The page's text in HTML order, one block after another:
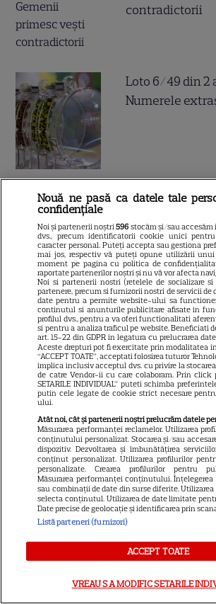
contradictorii
Loto 6/49 din 2
Numerele
Cum coci
Cum se face
franceză –
și care sunt
ALTE
CINEMA
Eli Roth revine
Nouă ne pasă ca datele tale
confidențiale
Noi și partenerii noștri596 stocăm și/sau
dvs., precum identificatorii cookie unici
caracter personal. Puteți accepta sau gestiona
mai jos, respectiv vă puteți opune utilizării
moment pe pagina cu politica de
raportate partenerilor noștri și nu vă vor afecta
Noi si partenerii nostri (retelele de socializare
partenere, precum si furnizorii nostri de servicii de
date pentru a permite website-ului sa
continutul si anunturile publicitare afisate in
profilul dvs., pentru a va oferi functionalitati
si pentru a analiza traficul pe website. Beneficiati
art. 15-22 din GDPR in legatura cu prelucrarea
Aceste drepturi pot fi exercitate prin modalitatea
“ACCEPT TOATE”, acceptati folosirea tuturor
implica inclusiv acceptul dvs. cu privire la
de catre Vendor-ii cu care colaboram. Prin click
SETARILE INDIVIDUAL” puteti schimba
putin cele legate de cookie strict necesare
ului.
Atât noi, cât și partenerii noștri prelucrăm datele
Măsurarea performanței reclamelor. Utilizarea
conținutului personalizat. Stocarea și/sau
dispozitiv. Dezvoltarea și îmbunătățirea
conținut personalizat. Utilizarea profilurilor
personalizate. Crearea profilurilor pentru
Măsurarea performanței conținutului.
sau combinații de date din surse diferite.
selecta conținutul. Utilizarea de date limitate
Date precise de geolocație și identificarea prin
Listă parteneri (furnizori)
ACCEPT TOATE
VREAU SA MODIFIC SETARILE